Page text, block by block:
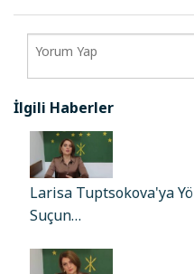
İlgili Haberler
Larisa Tuptsokova'ya
Suçun…